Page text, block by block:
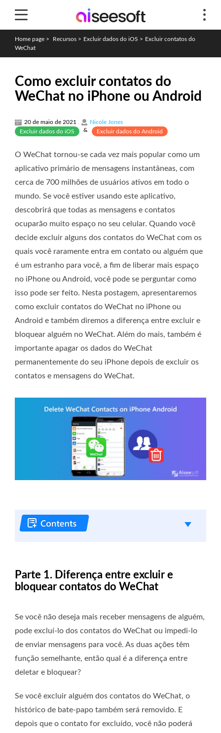
Home page > Recursos > Excluir dados do iOS > Excluir contatos do
WeChat
Como excluir contatos do
WeChat no iPhone ou Android
20 de maio de 2021
Nicole Jones
Excluir dados do iOS
& Excluir dados do Android
O WeChat tornou-se cada vez mais popular como um
aplicativo primário de mensagens instantâneas, com
cerca de 700 milhões de usuários ativos em todo o
mundo. Se você estiver usando este aplicativo,
descobrirá que todas as mensagens e contatos
ocuparão muito espaço no seu celular. Quando você
decide excluir alguns dos contatos do WeChat com os
quais você raramente entra em contato ou alguém que
é um estranho para você, a fim de liberar mais espaço
no iPhone ou Android, você pode se perguntar como
isso pode ser feito. Nesta postagem, apresentaremos
como excluir contatos do WeChat no iPhone ou
Android e também diremos a diferença entre excluir e
bloquear alguém no WeChat. Além do mais, também é
importante apagar os dados do WeChat
permanentemente do seu iPhone depois de excluir os
contatos e mensagens do WeChat.
Parte 1. Diferença entre excluir e
bloquear contatos do WeChat
Se você não deseja mais receber mensagens de alguém,
pode excluí-lo dos contatos do WeChat ou impedi-lo
de enviar mensagens para você. As duas ações têm
função semelhante, então qual é a diferença entre
deletar e bloquear?
Se você excluir alguém dos contatos do WeChat, o
histórico de bate-papo também será removido. E
depois que o contato for excluído, você não poderá